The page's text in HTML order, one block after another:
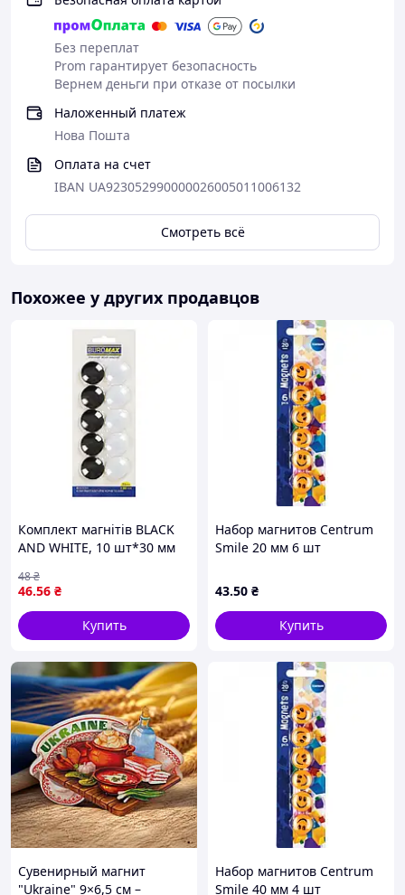
Без переплат
Prom гарантирует безопасность
Вернем деньги при отказе от посылки
Наложенный платеж
Нова Пошта
Оплата на счет
IBAN UA923052990000026005011006132
Смотреть всё
Похожее у других продавцов
Комплект магнітів BLACK
AND WHITE, 10 шт*30 мм
46.56 ₴
48₴
Купить
Набор магнитов Сentrum
Smile 20 мм 6 шт
43.50 ₴
Купить
Сувенирный магнит
"Ukraine" 9×6,5 см –
Набор магнитов Сentrum
Smile 40 мм 4 шт